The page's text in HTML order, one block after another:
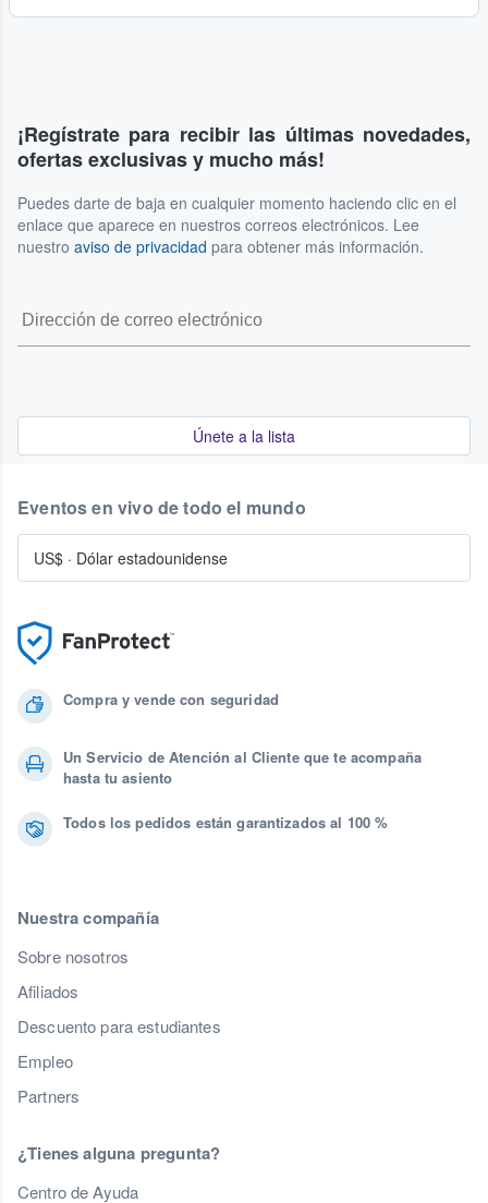
¡Regístrate para recibir las últimas novedades,
ofertas exclusivas y mucho más!
Puedes darte de baja en cualquier momento haciendo clic en el
enlace que aparece en nuestros correos electrónicos. Lee
nuestro aviso de privacidad para obtener más información.
Únete a la lista
Compra y vende con seguridad
Un Servicio de Atención al Cliente que te acompaña
hasta tu asiento
Todos los pedidos están garantizados al 100 %
Nuestra compañía
Sobre nosotros
Afiliados
Descuento para estudiantes
Empleo
Partners
¿Tienes alguna pregunta?
Centro de Ayuda
Eventos en vivo de todo el mundo
US$ · Dólar estadounidense